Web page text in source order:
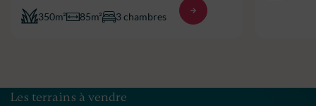
350m² 85m² 3 chambres
Les terrains à vendre